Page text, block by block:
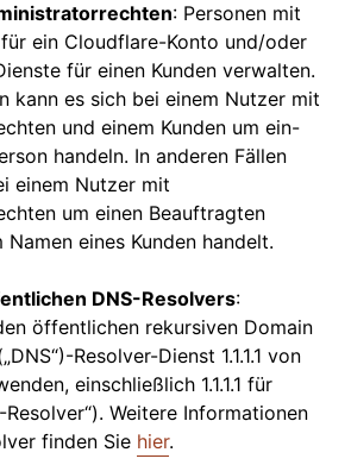
: Personen mit
ein Cloudflare-Konto und/oder
für einen Kunden verwalten.
kann es sich bei einem Nutzer mit
und einem Kunden um ein-
handeln. In anderen Fällen
einem Nutzer mit
um einen Beauftragten
Namen eines Kunden handelt.
DNS-Resolvers:
öffentlichen rekursiven Domain
Resolver-Dienst 1.1.1.1 von
einschließlich 1.1.1.1 für
Resolver“). Weitere Informationen
finden Sie hier.